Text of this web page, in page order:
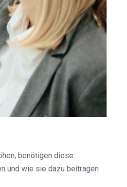
benötigen diese
und wie sie dazu beitragen